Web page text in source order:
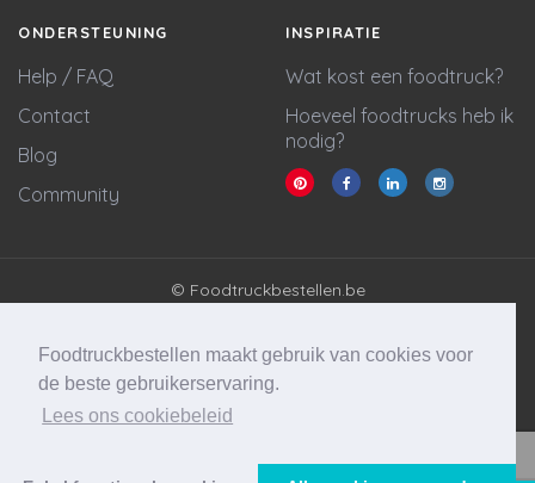
Foodtruckbestellen maakt gebruik van cookies voor
de beste gebruikerservaring.
Lees ons cookiebeleid
ONDERSTEUNING
Help / FAQ
Contact
Blog
Community
INSPIRATIE
Wat kost een foodtruck?
Hoeveel foodtrucks heb ik
nodig?
© Foodtruckbestellen.be
Cookie statement
Website & marketing door